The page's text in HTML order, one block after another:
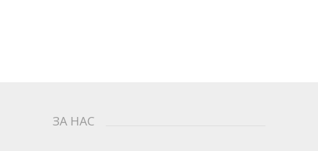
ЗА НАС